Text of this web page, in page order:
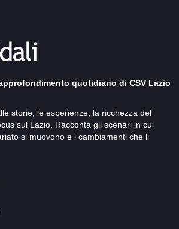
quotidiano di CSV Lazio
storie, le esperienze, la ricchezza del
sul Lazio. Racconta gli scenari in cui
si muovono e i cambiamenti che li